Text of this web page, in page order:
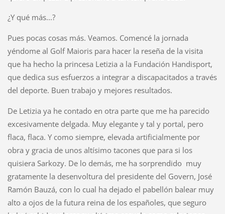
¿Y qué más...?
Pues pocas cosas más. Veamos. Comencé la jornada
yéndome al Golf Maioris para hacer la reseña de la visita
que ha hecho la princesa Letizia a la Fundación Handisport,
que dedica sus esfuerzos a integrar a discapacitados a través
del deporte. Buen trabajo y mejores resultados.
De Letizia ya he contado en otra parte que me ha parecido
excesivamente delgada. Muy elegante y tal y portal, pero
flaca, flaca. Y como siempre, elevada artificialmente por
obra y gracia de unos altísimo tacones que para si los
quisiera Sarkozy. De lo demás, me ha sorprendido muy
gratamente la desenvoltura del presidente del Govern, José
Ramón Bauzá, con lo cual ha dejado el pabellón balear muy
alto a ojos de la futura reina de los españoles, que seguro